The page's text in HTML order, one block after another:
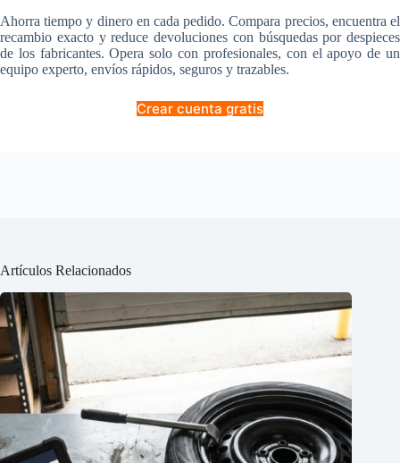
Ahorra tiempo y dinero en cada pedido. Compara precios, encuentra el
recambio exacto y reduce devoluciones con búsquedas por despieces
de los fabricantes. Opera solo con profesionales, con el apoyo de un
equipo experto, envíos rápidos, seguros y trazables.
Crear cuenta gratis
Artículos Relacionados